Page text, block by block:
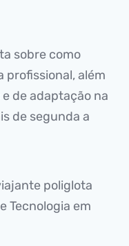
sobre como
profissional, além
de adaptação na
de segunda a
poliglota
Tecnologia em